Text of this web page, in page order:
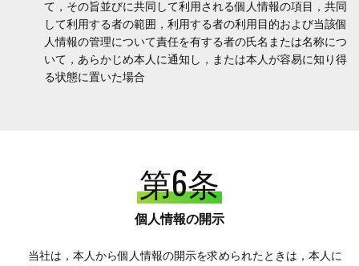
て，その旨並びに共同して利用される個人情報の項目，共同
して利用する者の範囲，利用する者の利用目的および当該個
人情報の管理について責任を有する者の氏名または名称につ
いて，あらかじめ本人に通知し，または本人が容易に知り得
る状態に置いた場合
第6条
個人情報の開示
当社は，本人から個人情報の開示を求められたときは，本人に